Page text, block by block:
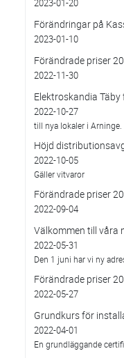
2023-01-20
Förändringar på
2023-01-10
Förändrade priser
2022-11-30
Elektroskandia
2022-10-27
till nya lokaler i Arninge.
Höjd
2022-10-05
Gäller vitvaror
Förändrade priser
2022-09-04
Välkommen till våra
2022-05-31
Den 1 juni har vi ny
Förändrade priser
2022-05-27
Grundkurs för
2022-04-01
En grundläggande